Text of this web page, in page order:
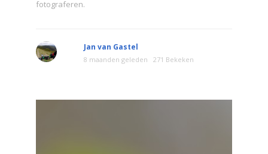
fotograferen.
Jan van Gastel
8 maanden geleden 271 Bekeken